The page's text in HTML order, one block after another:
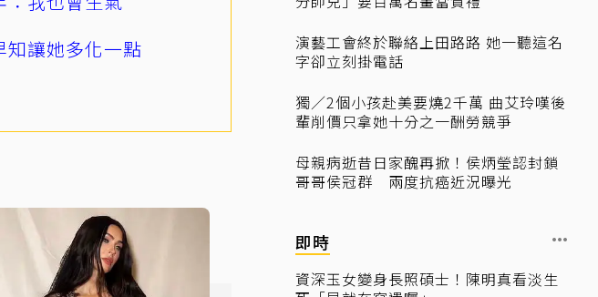
知讓她多化一點
演藝工會終於聯絡上田路路 她一聽這名
字卻立刻掛電話
獨／2個小孩赴美要燒2千萬 曲艾玲嘆後
輩削價只拿她十分之一酬勞競爭
母親病逝昔日家醜再掀！侯炳瑩認封鎖
哥哥侯冠群 兩度抗癌近況曝光
即時
資深玉女變身長照碩士！陳明真看淡生